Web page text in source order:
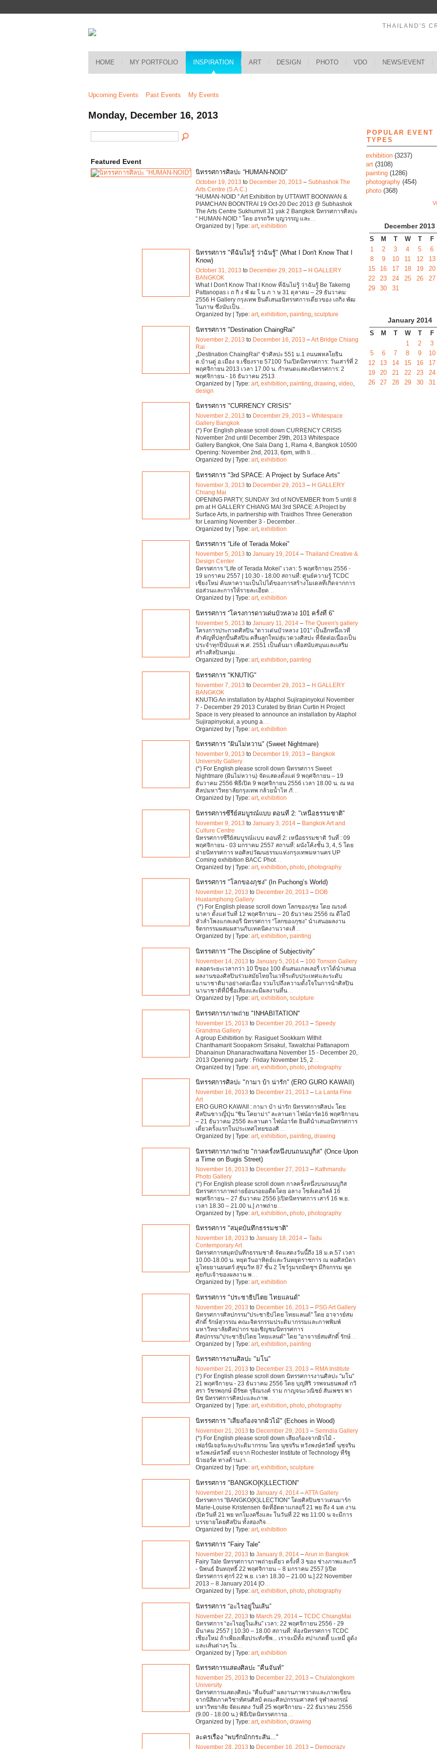
THAILAND'S
HOME MY PORTFOLIO INSPIRATION ART DESIGN PHOTO VDO NEWS/EVENT
Upcoming Events Past Events My Events
Monday, December 16, 2013
Featured Event
นิทรรศการศิลปะ “HUMAN-NOID”
October 19, 2013 to December 20, 2013 – Subhashok The
Arts Centre (S.A.C.)
“HUMAN-NOID ” Art Exhibition by UTTAWIT BOONWAN &
PIAMCHAN BOONTRAI 19 Oct-20 Dec 2013 @ Subhashok
The Arts Centre Sukhumvit 31 yak 2 Bangkok นิทรรศการศิลปะ
“ HUMAN-NOID ” โดย อรรถวิท บุญวรรญ และ
Organized by | Type: art exhibition
นิทรรศการ "ที่ฉันไม่รู้ ว่าฉันรู้" (What I Don't Know That I
Know)
October 31, 2013 to December 29, 2013 – H GALLERY
BANGKOK
What I Don't Know That I Know ที่ฉันไม่รู้ ว่าฉันรู้ Be Takerng
Pattanopas เ ถ กิ ง พั ฒ โ น ภ า ษ 31 ตุลาคม – 29 ธันวาคม
2556 H Gallery กรุงเทพ ยินดีเสนอนิทรรศการเดี่ยวของ เถกิง พัฒ
โนภาษ ซึ่งนับเป็น…
Organized by | Type: art, exhibition, painting, sculpture
นิทรรศการ "Destination ChaingRai"
November 2, 2013 to December 16, 2013 –Art Bridge Chiang
Rai
„Destination ChaingRai“ ขัวศิลปะ 551 ม.1 ถนนพหลโยธิน
ต.บ้านดู่ อ.เมือง จ.เชียงราย 57100 วันเปิดนิทรรศการ: วันเสาร์ที่ 2
พฤศจิกายน 2013 เวลา 17.00 น. กำหนดแสดงนิทรรศการ: 2
พฤศจิกายน - 16 ธันวาคม 2513
Organized by | Type: art exhibition painting drawing video
design
นิทรรศการ "CURRENCY CRISIS"
November 2, 2013 to December 29, 2013 – Whitespace
Gallery Bangkok
(*) For English please scroll down CURRENCY CRISIS
November 2nd until December 29th, 2013 Whitespace
Gallery Bangkok, One Sala Dang 1, Rama 4, Bangkok 10500
Opening: November 2nd, 2013, 6pm, with li…
Organized by | Type: art, exhibition
นิทรรศการ "3rd SPACE: A Project by Surface Arts"
November 3, 2013 to December 29, 2013 – H GALLERY
Chiang Mai
OPENING PARTY, SUNDAY 3rd of NOVEMBER from 5 until 8
pm at H GALLERY CHIANG MAI 3rd SPACE: A Project by
Surface Arts, in partnership with Traidhos Three Generation
for Learning November 3 - December…
Organized by | Type: art, exhibition
นิทรรศการ “Life of Terada Mokei”
November 5, 2013 to January 19, 2014 – Thailand Creative &
Design Center
นิทรรศการ “Life of Terada Mokei” เวลา: 5 พฤศจิกายน 2556 -
19 มกราคม 2557 | 10.30 - 18.00 สถานที่: ศูนย์ความรู้ TCDC
เชียงใหม่ ค้นหาความเป็นไปได้ของการสร้างโมเดลที่เกิดจากการ
ย่อส่วนและการให้รายละเอียด…
Organized by | Type: art, exhibition
นิทรรศการ “โครงการดาวเด่นบัวหลวง 101 ครั้งที่ 6”
November 5, 2013 to January 11, 2014 – The Queen's gallery
โครงการประกวดศิลปิน “ดาวเด่นบัวหลวง 101” เป็นอีกหนึ่งเวที
สำคัญที่ปลุกปั้นศิลปิน คลื่นลูกใหม่สู่แวดวงศิลปะ ที่จัดต่อเนื่องเป็น
ประจำทุกปีนับแต่ พ.ศ. 2551 เป็นต้นมา เพื่อสนับสนุนและเสริม
สร้างศิลปินหนุ่ม…
Organized by | Type: art, exhibition, painting
นิทรรศการ "KNUTIG"
November 7, 2013 to December 29, 2013 – H GALLERY
BANGKOK
KNUTIG An installation by Ataphol Sujirapinyokul November
7 - December 29 2013 Curated by Brian Curtin H Project
Space is very pleased to announce an installation by Ataphol
Sujirapinyokul, a young a
Organized by | Type: art exhibition
นิทรรศการ "ฝันไม่หวาน" (Sweet Nightmare)
November 9, 2013 to December 19, 2013 – Bangkok
University Gallery
(*) For English please scroll down นิทรรศการ Sweet
Nightmare (ฝันไม่หวาน) จัดแสดงตั้งแต่ 9 พฤศจิกายน – 19
ธันวาคม 2556 พิธีเปิด 9 พฤศจิกายน 2556 เวลา 18.00 น. ณ หอ
ศิลปมหาวิทยาลัยกรุงเทพ กล้วยน้ำไท ภั…
Organized by | Type: art, exhibition
นิทรรศการซีรีย์สมบูรณ์แบบ ตอนที่ 2: "เหนือธรรมชาติ"
November 9, 2013 to January 3, 2014 – Bangkok Art and
Culture Centre
นิทรรศการซีรีย์สมบูรณ์แบบ ตอนที่ 2: เหนือธรรมชาติ วันที่ : 09
พฤศจิกายน - 03 มกราคม 2557 สถานที่: ผนังโค้งชั้น 3, 4, 5 โดย
ฝ่ายนิทรรศการ หอศิลปวัฒนธรรมแห่งกรุงเทพมหานคร UP
Coming exhibition BACC Phot
Organized by | Type: art exhibition photo photography
นิทรรศการ "โลกของภุชง" (In Puchong’s World)
November 12, 2013 to December 20, 2013 – DOB
Hualamphong Gallery
(*) For English please scroll down โลกของภุชง โดย ณรงค์
นาคา ตั้งแต่วันที่ 12 พฤศจิกายน – 20 ธันวาคม 2556 ณ ดีโอบี
หัวลำโพงแกลเลอรี นิทรรศการ “โลกของภุชง” นำเสนอผลงาน
จิตรกรรมผสมผสานกับเทคนิคงานวาดเส้…
Organized by | Type: art, exhibition, painting
นิทรรศการ "The Discipline of Subjectivity"
November 14, 2013 to January 5, 2014 – 100 Tonson Gallery
ตลอดระยะเวลากว่า 10 ปีของ 100 ต้นสนแกลเลอรี่ เราได้นำเสนอ
ผลงานของศิลปินร่วมสมัยไทยในเวทีระดับประเทศและระดับ
นานาชาติมาอย่างต่อเนื่อง รวมไปถึงความตั้งใจในการนำศิลปิน
นานาชาติที่มีชื่อเสียงและมีผลงานที่น…
Organized by | Type: art, exhibition, sculpture
นิทรรศการภาพถ่าย "INHABITATION"
November 15, 2013 to December 20, 2013 – Speedy
Grandma Gallery
A group Exhibition by: Rasiguet Sookkarn Withit
Chanthamarit Soopakorn Srisakul, Tawatchai Pattanaporn
Dhanainun Dhanarachwattana November 15 - December 20,
2013 Opening party : Friday November 15, 2
Organized by | Type: art exhibition photo photography
นิทรรศการศิลปะ "กามา บ้า น่ารัก" (ERO GURO KAWAII)
November 16, 2013 to December 21, 2013 – La Lanta Fine
Art
ERO GURO KAWAII : กามา บ้า น่ารัก นิทรรศการศิลปะ โดย
ศิลปินชาวญี่ปุ่น "ชิน โคยาม่า" ละลานตา ไฟน์อาร์ต16 พฤศจิกายน
– 21 ธันวาคม 2556 ละลานตา ไฟน์อาร์ต ยินดีนำเสนอนิทรรศการ
เดี่ยวครั้งแรกในประเทศไทยของศิ…
Organized by | Type: art, exhibition, painting, drawing
นิทรรศการภาพถ่าย "กาลครั้งหนึ่งบนถนนบูกิส" (Once Upon
a Time on Bugis Street)
November 16, 2013 to December 27, 2013 – Kathmandu
Photo Gallery
(*) For English please scroll down กาลครั้งหนึ่งบนถนนบูกิส
นิทรรศการภาพถ่ายย้อนรอยอดีตโดย อลาง โซล์เดอวิลล์ 16
พฤศจิกายน – 27 ธันวาคม 2556 [เปิดนิทรรศการ เสาร์ 16 พ.ย.
เวลา 18.30 – 21.00 น.] ภาพถ่าย
Organized by | Type: art exhibition photo photography
นิทรรศการ "สมุดบันทึกธรรมชาติ"
November 18, 2013 to January 18, 2014 – Tadu
Contemporary Art
นิทรรศการสมุดบันทึกธรรมชาติ จัดแสดงวันนี้ถึง 18 ม.ค.57 เวลา
10.00-18.00 น. หยุดวันอาทิตย์และวันหยุดราชการ ณ หอศิลป์ตา
ดูไทยยานยนตร์ สุขุมวิท 87 ชั้น 2 โชว์รูมรถมิตซูฯ มีกิจกรรม พูด
คุยกับเจ้าของผลงาน พ…
Organized by | Type: art, exhibition
นิทรรศการ "ประชาธิปไตย ไทยแลนด์"
November 20, 2013 to December 16, 2013 – PSG Art Gallery
นิทรรศการศิลปกรรม"ประชาธิปไตย ไทยแลนด์" โดย อาจารย์สม
ศักดิ์ รักษ์สุวรรณ คณะจิตรกรรมประติมากรรมและภาพพิมพ์
มหาวิทยาลัยศิลปากร ขอเชิญชมนิทรรศการ
ศิลปกรรม"ประชาธิปไตย ไทยแลนด์" โดย "อาจารย์สมศักดิ์ รักษ์…
Organized by | Type: art, exhibition, painting
นิทรรศการงานศิลปะ "มโน"
November 21, 2013 to December 23, 2013 – RMA Institute
(*) For English please scroll down นิทรรศการงานศิลปะ "มโน"
21 พฤศจิกายน - 23 ธันวาคม 2556 โดย บุญสิริ วรพจนธนพงศ์ กวิ
สรา วัชรพฤกษ์ มีรัชต รุจิณรงค์ ราม กาญจนะวณิชย์ สันเพชร พา
นิช นิทรรศการศิลปะและภาพ…
Organized by | Type: art, exhibition, photo, photography
นิทรรศการ "เสียงก้องจากผิวไม้" (Echoes in Wood)
November 21, 2013 to December 29, 2013 – Serindia Gallery
(*) For English please scroll down เสียงก้องจากผิวไม้ -
เฟอร์นิเจอร์และประติมากรรม โดย นุชจริน หวังพงษ์สวัสดิ์ นุชจริน
หวังพงษ์สวัสดิ์ จบจาก Rochester Institute of Technology ที่รัฐ
นิวยอร์ค ทางด้านงา…
Organized by | Type: art, exhibition, sculpture
นิทรรศการ "BANGKO{K}LLECTION"
November 21, 2013 to January 4, 2014 –ATTA Gallery
นิทรรศการ "BANGKO{K}LLECTION" โดยศิลปินชาวเดนมาร์ก
Marie-Louise Kristensen จัดที่อัตตาแกลอรี่ 21 พย ถึง 4 มค งาน
เปิดวันที่ 21 พย หกโมงครึ่งและ ในวันที่ 22 พย 11:00 น จะมีการ
บรรยายโดยศิลปิน ทั้งสองกิจ
Organized by | Type: art exhibition
นิทรรศการ "Fairy Tale"
November 22, 2013 to January 8, 2014 –Arun in Bangkok
Fairy Tale นิทรรศการภาพถ่ายเดี่ยว ครั้งที่ 3 ของ ช่างภาพและกวี
- นิพนธ์ อินทฤทธิ์ 22 พฤศจิกายน – 8 มกราคม 2557 [เปิด
นิทรรศการ ศุกร์ 22 พ.ย. เวลา 18.30 – 21.00 น.] 22 November
2013 – 8 January 2014 [O…
Organized by | Type: art, exhibition, photo, photography
นิทรรศการ “อะไรอยู่ในเส้น”
November 22, 2013 to March 29, 2014 – TCDC ChiangMai
นิทรรศการ “อะไรอยู่ในเส้น” เวลา: 22 พฤศจิกายน 2556 - 29
มีนาคม 2557 | 10.30 – 18.00 สถานที่: ห้องนิทรรศการ TCDC
เชียงใหม่ ถ้าเพียงเพื่อประทังชีพ... เราจะมีทั้ง สปาเกตตี้ บะหมี่ อูด้ง
และเส้นต่างๆ ใน
Organized by | Type: art exhibition
นิทรรศการแสดงศิลปะ "คืนจันท์"
November 25, 2013 to December 22, 2013 – Chulalongkorn
University
นิทรรศการแสดงศิลปะ "คืนจันท์" ผลงานภาพวาดและภาพเขียน
จากนิสิตภาควิชาทัศนศิลป์ คณะศิลปกรรมศาสตร์ จุฬาลงกรณ์
มหาวิทยาลัย จัดแสดง วันที่ 25 พฤศจิกายน - 22 ธันวาคม 2556
(9.00 - 18.00 น.) พิธีเปิดนิทรรศการอ…
Organized by | Type: art, exhibition, drawing
ละครเรื่อง "พบรักมักกระสัน..."
November 28, 2013 to December 16, 2013 – Democrazy
POPULAR EVENT
TYPES
exhibition (3237)
art (3108)
painting (1286)
photography (454)
photo (368)
December 2013
S M T W T F
1
2 3 4 5 6
8
9 10 11 12 13
15
16 17 18 19 20
22
23 24 25 26 27
29
30 31
January 2014
S M T W T F
1
2 3
5
6 7 8 9 10
12
13 14 15 16 17
19
20 21 22 23 24
26
27 28 29 30 31